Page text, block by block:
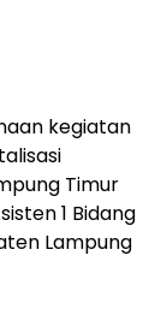
kegiatan
Timur
1 Bidang
Lampung